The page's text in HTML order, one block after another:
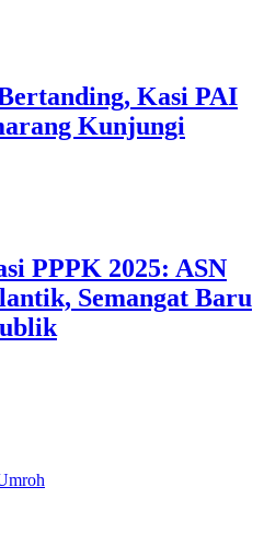
Kasi PAI
Kunjungi
PPPK 2025: ASN
Semangat Baru